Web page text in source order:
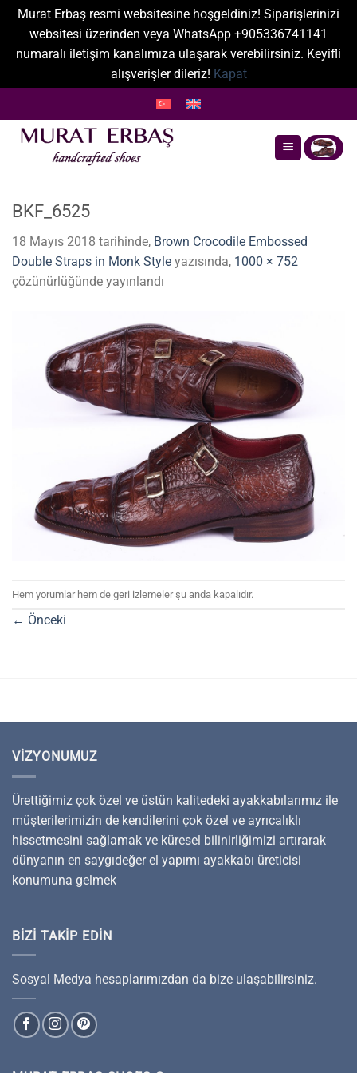
Murat Erbaş resmi websitesine hoşgeldiniz! Siparişlerinizi
websitesi üzerinden veya WhatsApp +905336741141
numaralı iletişim kanalımıza ulaşarak verebilirsiniz. Keyifli
alışverişler dileriz! Kapat
atla
BKF_6525
18 Mayıs 2018 tarihinde, Brown Crocodile Embossed
Double Straps in Monk Style yazısında, 1000 × 752
çözünürlüğünde yayınlandı
Hem yorumlar hem de geri izlemeler şu anda kapalıdır.
← Önceki
VIZYONUMUZ
Ürettiğimiz çok özel ve üstün kalitedeki ayakkabılarımız ile
müşterilerimizin de kendilerini çok özel ve ayrıcalıklı
hissetmesini sağlamak ve küresel bilinirliğimizi artırarak
dünyanın en saygıdeğer el yapımı ayakkabı üreticisi
konumuna gelmek
BIZI TAKIP EDIN
Sosyal Medya hesaplarımızdan da bize ulaşabilirsiniz.